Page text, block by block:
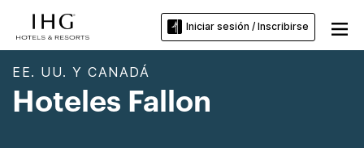
Iniciar sesión / Inscribirse
EE. UU. Y CANADÁ
Hoteles Fallon